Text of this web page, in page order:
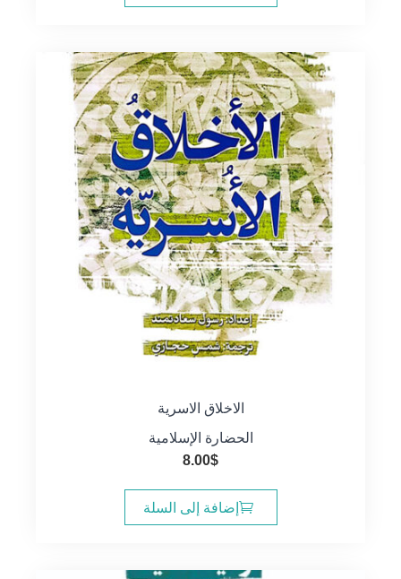
30.00$.
26.00$.
الاخلاق الاسرية
الحضارة الإسلامية
8.00$
إضافة إلى السلة